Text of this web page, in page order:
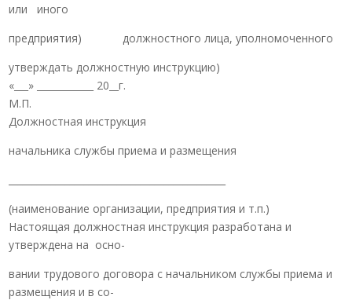
или иного
предприятия) должностного лица, уполномоченного
утверждать должностную инструкцию)
«___» ____________ 20__г.
М.П.
Должностная инструкция
начальника службы приема и размещения
(наименование организации, предприятия и т.п.)
Настоящая должностная инструкция разработана и
утверждена на осно-
вании трудового договора с начальником службы приема и
размещения и в со-